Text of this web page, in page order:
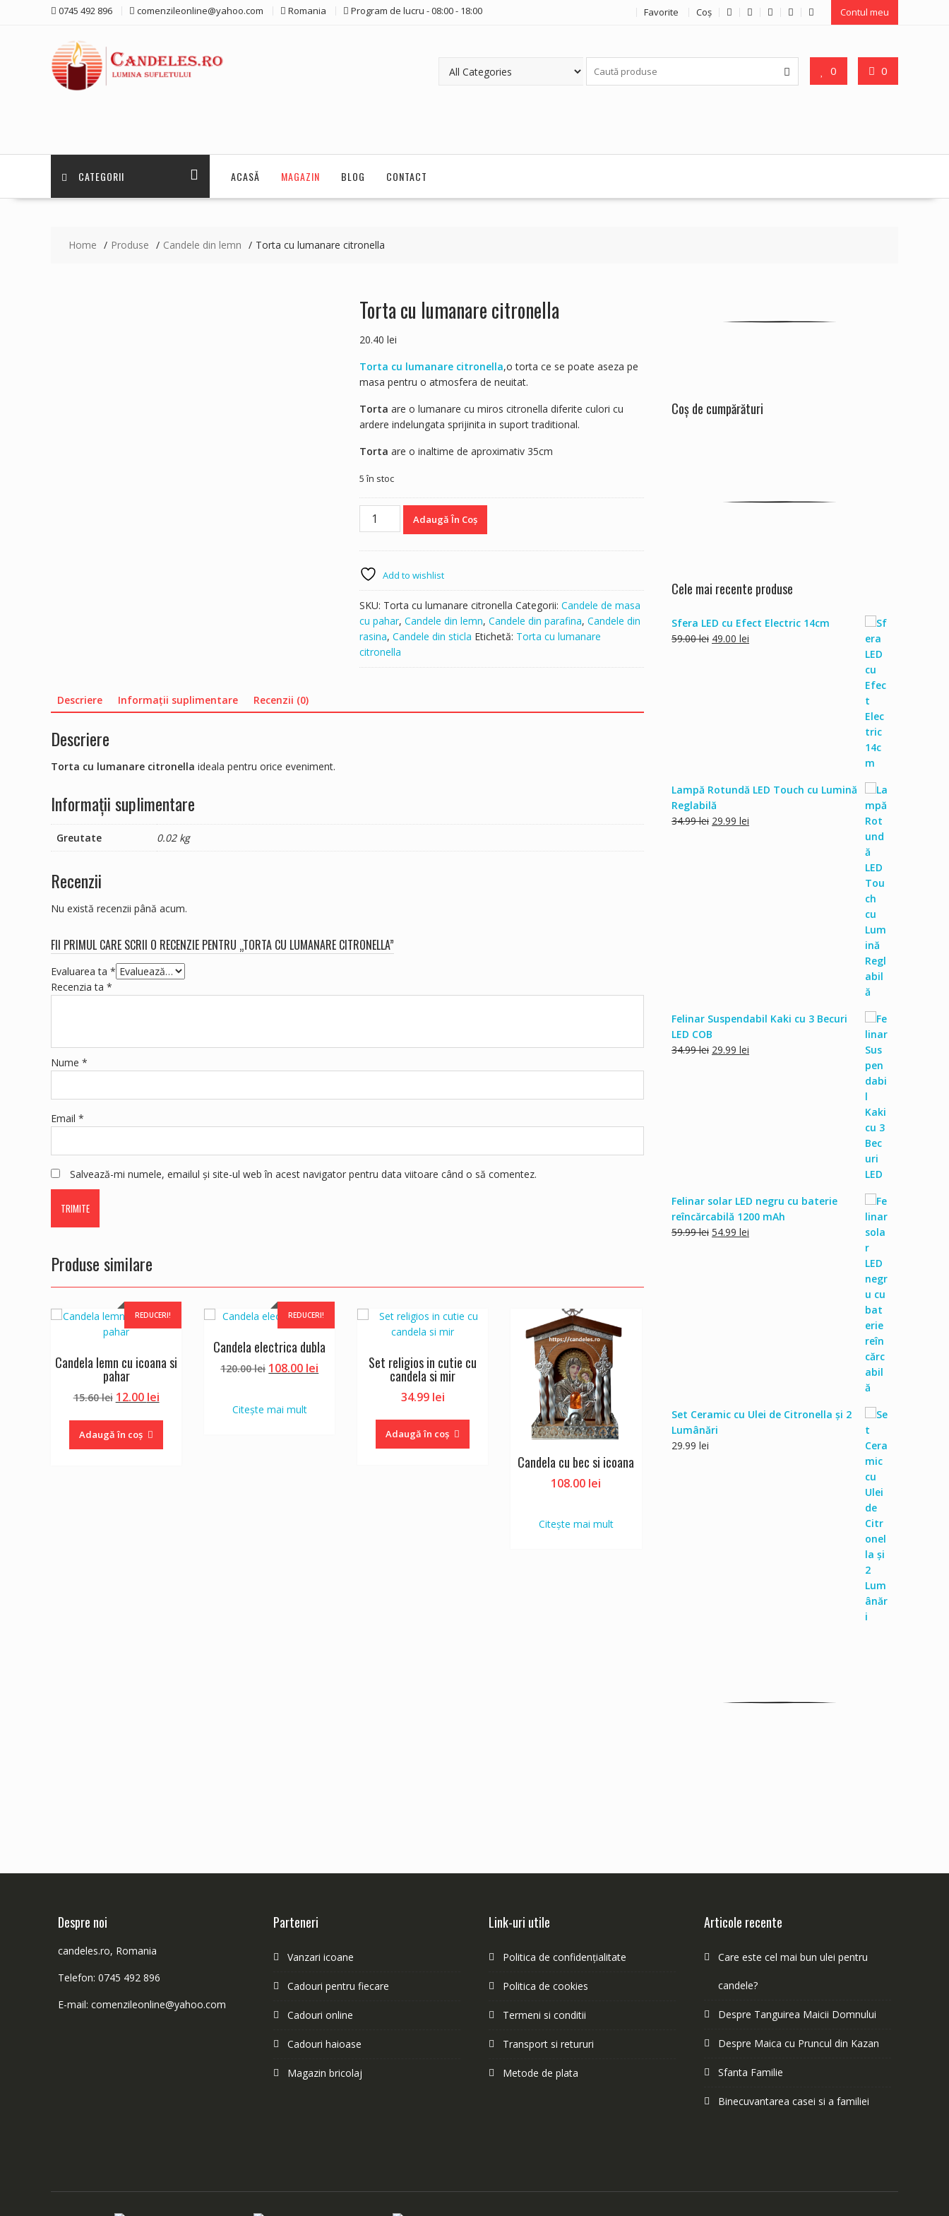
0745 492 896 comenzileonline@yahoo.com Romania Program de lucru - 08:00 - 18:00 Favorite Coş Contul meu
0 0
CATEGORII ACASĂ MAGAZIN BLOG CONTACT
Home Produse Candele din lemn Torta cu lumanare citronella
Torta cu lumanare citronella
20.40 lei
Torta cu lumanare citronella,o torta ce se poate aseza pe
masa pentru o atmosfera de neuitat.
Torta are o lumanare cu miros citronella diferite culori cu
ardere indelungata sprijinita in suport traditional.
Torta are o inaltime de aproximativ 35cm
5 în stoc
Cantitate
Torta
citronella
Adaugă În Coș
Add to wishlist
SKU: Torta cu lumanare citronella Categorii: Candele de masa
cu pahar, Candele din lemn, Candele din parafina, Candele din
rasina, Candele din sticla Etichetă: Torta cu lumanare
citronella
Descriere Informații suplimentare Recenzii (0)
Descriere
Torta cu lumanare citronella ideala pentru orice eveniment.
Informații suplimentare
Greutate 0.02 kg
Recenzii
Nu există recenzii până acum.
FII PRIMUL CARE SCRII O RECENZIE PENTRU „TORTA CU LUMANARE CITRONELLA”
Evaluarea ta *
Recenzia ta *
Nume *
Email *
Salvează-mi numele, emailul și site-ul web în acest navigator pentru data viitoare când o să comentez.
Produse similare
REDUCERI!
Candela lemn cu icoana si
pahar
15.60lei Prețul
a
fost:
12.00 leiPrețul
Adaugă în coș
REDUCERI!
Candela electrica dubla
120.00lei Prețul
fost:
108.00 lei
Citește mai mult
Set religios in cutie cu
candela si mir
34.99 lei
Adaugă în coș
Candela cu bec si icoana
108.00 lei
Citește mai mult
Coș de cumpărături
Cele mai recente produse
Sfera LED cu Efect Electric 14cm
59.00lei Prețul
49.00 lei
Lampă Rotundă LED Touch cu Lumină
Reglabilă
34.99lei Prețul
29.99 lei
Felinar Suspendabil Kaki cu 3 Becuri
LED COB
34.99lei Prețul
29.99 lei
Felinar solar LED negru cu baterie
reîncărcabilă 1200 mAh
59.99lei Prețul
54.99 lei
Set Ceramic cu Ulei de Citronella și 2
Lumânări
29.99 lei
Despre noi
candeles.ro, Romania
Telefon: 0745 492 896
E-mail: comenzileonline@yahoo.com
Parteneri
Vanzari icoane
Cadouri pentru fiecare
Cadouri online
Cadouri haioase
Magazin bricolaj
Link-uri utile
Politica de confidențialitate
Politica de cookies
Termeni si conditii
Transport si retururi
Metode de plata
Articole recente
Care este cel mai bun ulei pentru
candele?
Despre Tanguirea Maicii Domnului
Despre Maica cu Pruncul din Kazan
Sfanta Familie
Binecuvantarea casei si a familiei